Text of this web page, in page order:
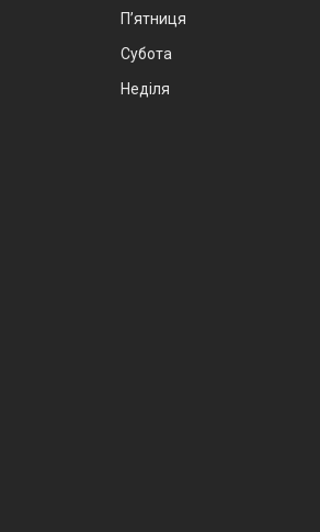
Пʼятниця
Субота
Неділя